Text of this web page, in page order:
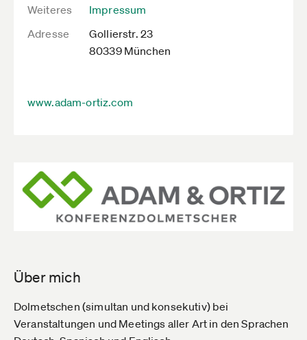
Weiteres
Impressum
Adresse
Gollierstr. 23
80339 München
www.adam-ortiz.com
Über mich
Dolmetschen (simultan und konsekutiv) bei
Veranstaltungen und Meetings aller Art in den Sprachen